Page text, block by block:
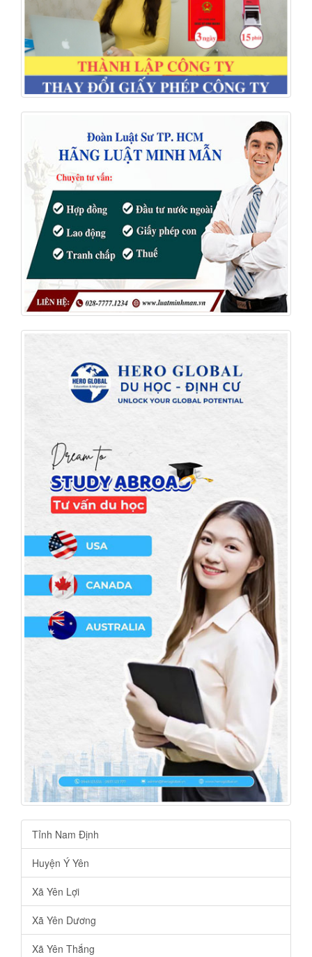
Tỉnh Nam Định
Huyện Ý Yên
Xã Yên Lợi
Xã Yên Dương
Xã Yên Thắng